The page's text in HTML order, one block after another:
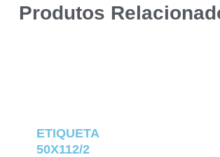
Produtos
ETIQUETA
50X112/2